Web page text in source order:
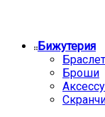
Бижутерия
Броши